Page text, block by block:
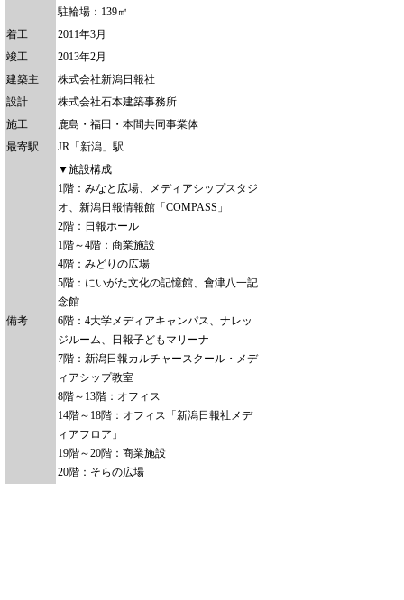
駐輪場：139㎡
着工
2011年3月
竣工
2013年2月
建築主
株式会社新潟日報社
設計
株式会社石本建築事務所
施工
鹿島・福田・本間共同事業体
最寄駅
JR「新潟」駅
備考
▼施設構成
1階：みなと広場、メディアシップスタジ
オ、新潟日報情報館「COMPASS」
2階：日報ホール
1階～4階：商業施設
4階：みどりの広場
5階：にいがた文化の記憶館、會津八一記
念館
6階：4大学メディアキャンパス、ナレッ
ジルーム、日報子どもマリーナ
7階：新潟日報カルチャースクール・メデ
ィアシップ教室
8階～13階：オフィス
14階～18階：オフィス「新潟日報社メデ
ィアフロア」
19階～20階：商業施設
20階：そらの広場